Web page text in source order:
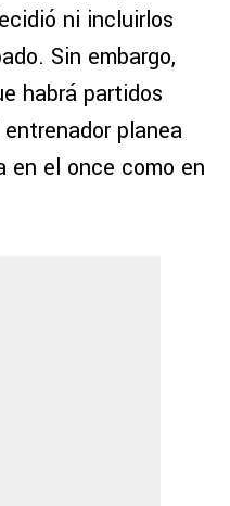
ni incluirlos
Sin embargo,
habrá partidos
planea
en el once como en